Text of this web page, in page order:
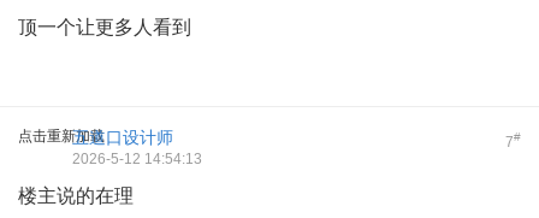
顶一个让更多人看到
点击重新加载 7#
五道口设计师
2026-5-12 14:54:13
楼主说的在理